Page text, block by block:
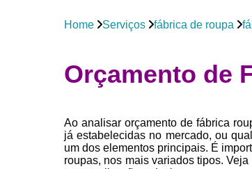
Home Serviços fábrica de roupa
Orçamento de
Ao analisar orçamento de fábrica
já estabelecidas no mercado, ou
um dos elementos principais. É
roupas, nos mais variados tipos.